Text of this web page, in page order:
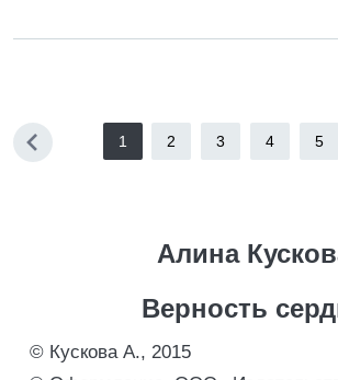
1 2 3 4 5
Алина
Верность
© Кускова А., 2015